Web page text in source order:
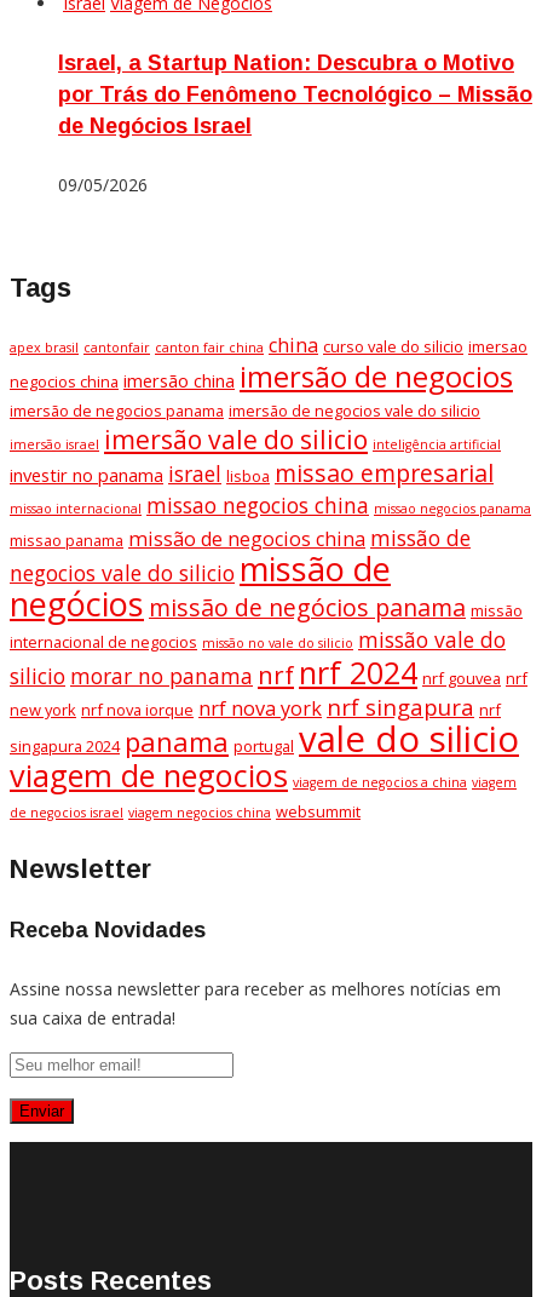
Israel, a Startup Nation: Descubra o Motivo
por Trás do Fenômeno Tecnológico – Missão
de Negócios Israel
09/05/2026
Tags
apex brasil cantonfair canton fair china china curso vale do silicio imersao
negocios china imersão china imersão de negocios
imersão de negocios panama imersão de negocios vale do silicio
imersão israel imersão vale do silicio inteligência artificial
investir no panama israel lisboa missao empresarial
missao internacional missao negocios china missao negocios panama
missao panama missão de negocios china missão de
negocios vale do silicio missão de
negócios missão de negócios panama missão
internacional de negocios missão no vale do silicio missão vale do
silicio morar no panama nrf nrf 2024 nrf gouvea nrf
new york nrf nova iorque nrf nova york nrf singapura nrf
singapura 2024 panama portugal vale do silicio
viagem de negocios viagem de negocios a china viagem
de negocios israel viagem negocios china websummit
Newsletter
Receba Novidades
Assine nossa newsletter para receber as melhores notícias em
sua caixa de entrada!
Posts Recentes